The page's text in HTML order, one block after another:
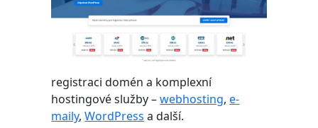
registraci domén a komplexní
hostingové služby –webhosting,e-
maily,WordPress a další.